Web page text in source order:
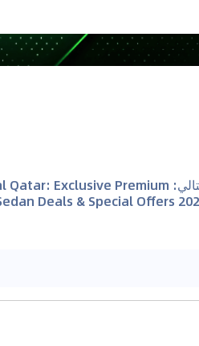
:
Qatar: Exclusive Premium
Deals & Special Offers